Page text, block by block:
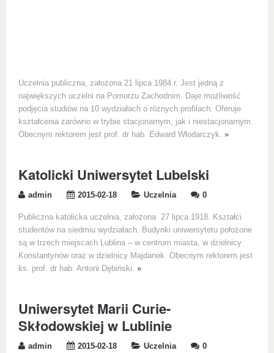
Uczelnia publiczna, założona 21 lipca 1984 r. Jest jedną z
największych uczelni na Pomorzu Zachodnim. Daje możliwość
podjęcia studiów na 10 wydziałach o różnych profilach. Oferuje
kształcenia zarówno w trybie stacjonarnym, jak i niestacjonarnym.
Obecnym rektorem jest prof. dr hab. Edward Włodarczyk. »
Katolicki Uniwersytet Lubelski
admin 2015-02-18 Uczelnia 0
Publiczna katolicka uczelnia, założona 27 lipca 1918. Kształci
studentów na siedmiu wydziałach. Budynki uniwersytetu położone
są w trzech miejscach Lublina – w centrum miasta, w dzielnicy
Konstantynów oraz w dzielnicy Majdanek. Obecnym rektorem jest
ks. prof. dr hab. Antoni Dębiński. »
Uniwersytet Marii Curie-
Skłodowskiej w Lublinie
admin 2015-02-18 Uczelnia 0